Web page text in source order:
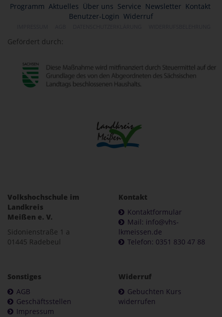
Programm Aktuelles Über uns Service Newsletter Kontakt
Benutzer-Login Widerruf
Gefördert durch:
Volkshochschule im
Landkreis
Meißen e. V.
Sidonienstraße 1 a
01445 Radebeul
Kontakt
Kontaktformular
Mail: info@vhs-
lkmeissen.de
Telefon: 0351 830 47 88
Sonstiges
AGB
Geschäftsstellen
Impressum
Widerruf
Gebuchten Kurs
widerrufen